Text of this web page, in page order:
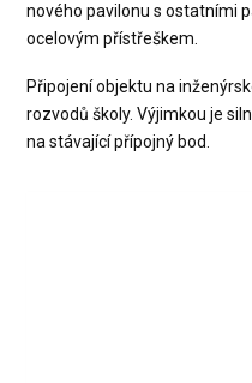
nového pavilonu s ostatními
ocelovým přístřeškem.
Připojení objektu na
rozvodů školy. Výjimkou je
na stávající přípojný bod.